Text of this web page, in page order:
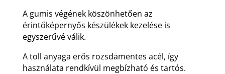
A gumis végének köszönhetően az
érintőképernyős készülékek kezelése is
egyszerűvé válik.
A toll anyaga erős rozsdamentes acél, így
használata rendkívül megbízható és tartós.